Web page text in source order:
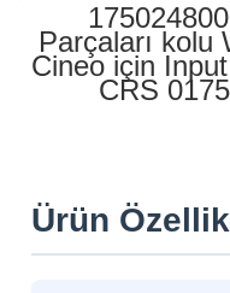
Parçaları kolu
Cineo için
CRS
Ürün